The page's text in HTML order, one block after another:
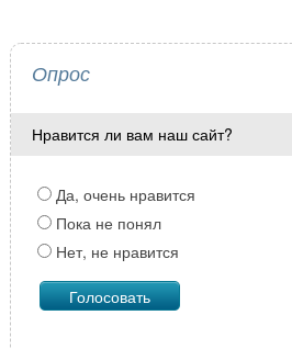
Опрос
Нравится ли вам наш сайт?
Да, очень нравится
Пока не понял
Нет, не нравится